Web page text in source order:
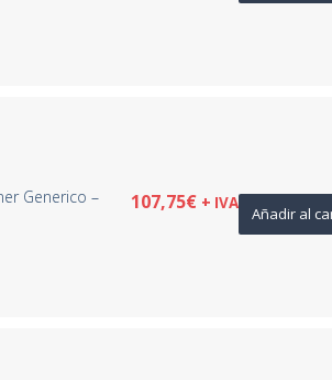
Generico –
107,75€ + IVA
Añadir al